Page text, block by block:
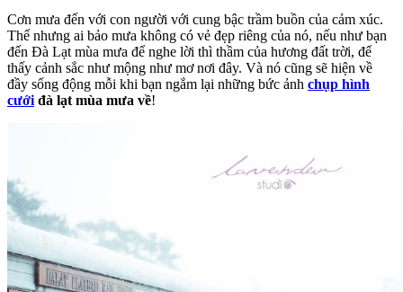
Cơn mưa đến với con người với cung bậc trầm buồn của cảm xúc.
Thế nhưng ai bảo mưa không có vẻ đẹp riêng của nó, nếu như bạn
đến Đà Lạt mùa mưa để nghe lời thì thầm của hương đất trời, để
thấy cảnh sắc như mộng như mơ nơi đây. Và nó cũng sẽ hiện về
đầy sống động mỗi khi bạn ngắm lại những bức ảnh chụp hình
cưới đà lạt mùa mưa về!